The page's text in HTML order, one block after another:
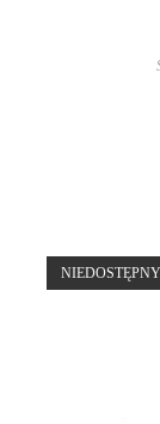
NIEDOSTĘPNY